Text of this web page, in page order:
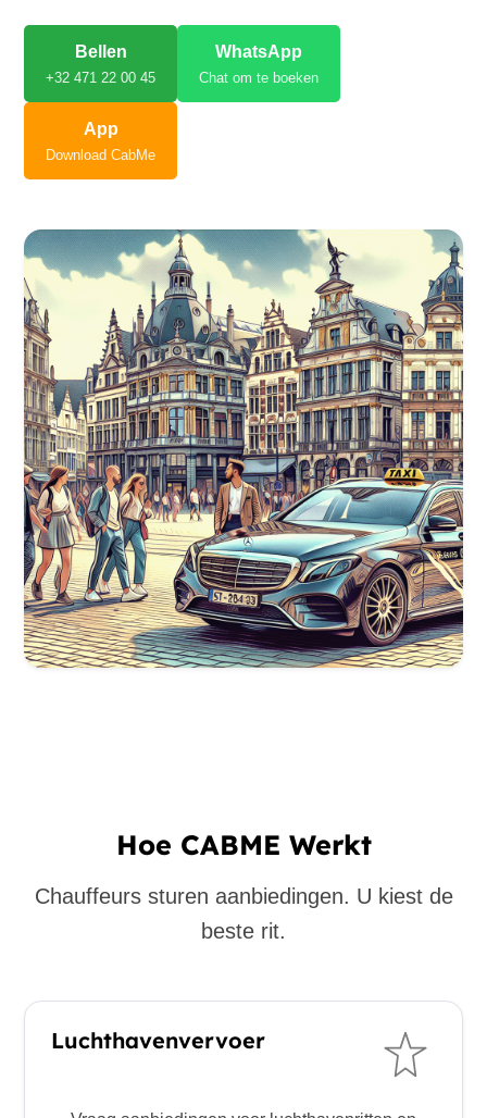
Bellen
+32 471 22 00 45
WhatsApp
Chat om te boeken
App
Download CabMe
Hoe CABME Werkt
Chauffeurs sturen aanbiedingen. U kiest de
beste rit.
Luchthavenvervoer